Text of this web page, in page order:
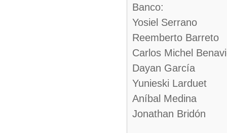
Banco:
Yosiel Serrano
Reemberto Barreto
Carlos Michel
Dayan García
Yunieski Larduet
Aníbal Medina
Jonathan Bridón